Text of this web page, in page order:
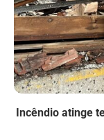
Incêndio atinge